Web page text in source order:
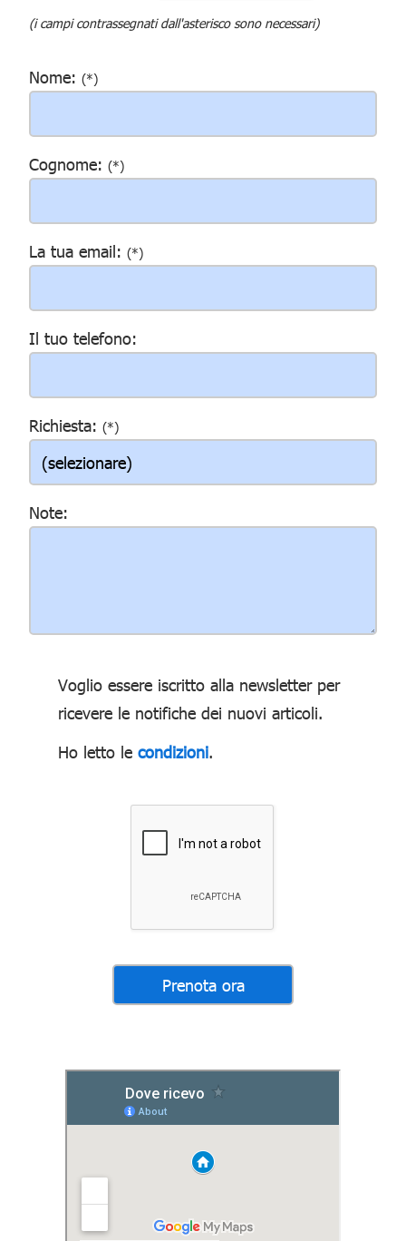
(i campi contrassegnati dall'asterisco sono necessari)
Nome: (*)
Cognome: (*)
La tua email: (*)
Il tuo telefono:
Richiesta: (*)
Note:
Voglio essere iscritto alla newsletter per
ricevere le notifiche dei nuovi articoli.
Ho letto le condizioni.